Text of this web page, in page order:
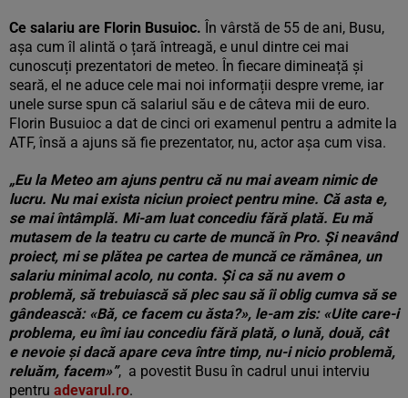
Ce salariu are Florin Busuioc. În vârstă de 55 de ani, Busu,
așa cum îl alintă o țară întreagă, e unul dintre cei mai
cunoscuți prezentatori de meteo. În fiecare dimineață și
seară, el ne aduce cele mai noi informații despre vreme, iar
unele surse spun că salariul său e de câteva mii de euro.
Florin Busuioc a dat de cinci ori examenul pentru a admite la
ATF, însă a ajuns să fie prezentator, nu, actor așa cum visa.
„Eu la Meteo am ajuns pentru că nu mai aveam nimic de
lucru. Nu mai exista niciun proiect pentru mine. Că asta e,
se mai întâmplă. Mi-am luat concediu fără plată. Eu mă
mutasem de la teatru cu carte de muncă în Pro. Şi neavând
proiect, mi se plătea pe cartea de muncă ce rămânea, un
salariu minimal acolo, nu conta. Şi ca să nu avem o
problemă, să trebuiască să plec sau să îi oblig cumva să se
gândească: «Bă, ce facem cu ăsta?», le-am zis: «Uite care-i
problema, eu îmi iau concediu fără plată, o lună, două, cât
e nevoie şi dacă apare ceva între timp, nu-i nicio problemă,
reluăm, facem»”, a povestit Busu în cadrul unui interviu
pentru adevarul.ro.